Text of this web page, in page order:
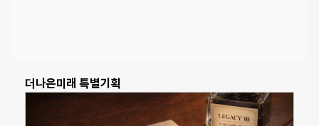
더나은미래 특별기획